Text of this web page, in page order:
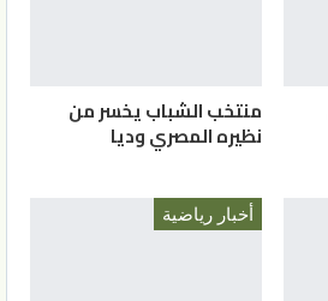
منتخب الشباب يخسر من
نظيره المصري وديا
أخبار رياضية